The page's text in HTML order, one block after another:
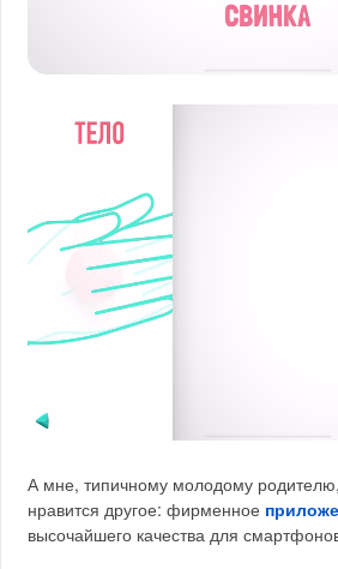
А мне, типичному молодому
нравится другое: фирменное
высочайшего качества для